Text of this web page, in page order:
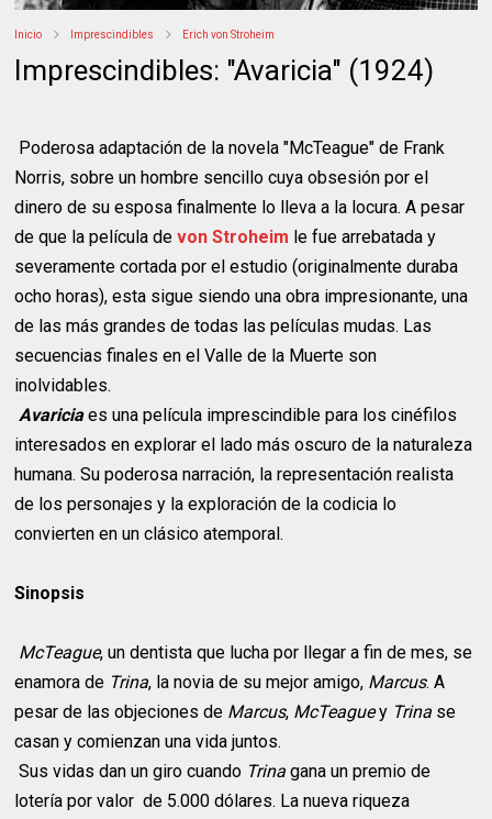
Inicio Imprescindibles Erich von Stroheim
Imprescindibles: "Avaricia" (1924)
Poderosa adaptación de la novela "McTeague" de Frank
Norris, sobre un hombre sencillo cuya obsesión por el
dinero de su esposa finalmente lo lleva a la locura. A pesar
de que la película devon Stroheim le fue arrebatada y
severamente cortada por el estudio (originalmente duraba
ocho horas), esta sigue siendo una obra impresionante, una
de las más grandes de todas las películas mudas. Las
secuencias finales en el Valle de la Muerte son
inolvidables.
Avariciaes una película imprescindible para los cinéfilos
interesados en explorar el lado más oscuro de la naturaleza
humana. Su poderosa narración, la representación realista
de los personajes y la exploración de la codicia lo
convierten en un clásico atemporal.
Sinopsis
McTeague, un dentista que lucha por llegar a fin de mes, se
enamora de Trina, la novia de su mejor amigo, Marcus. A
pesar de las objeciones de Marcus, McTeaguey Trina se
casan y comienzan una vida juntos.
Sus vidas dan un giro cuando Trina gana un premio de
lotería por valor de 5.000 dólares. La nueva riqueza